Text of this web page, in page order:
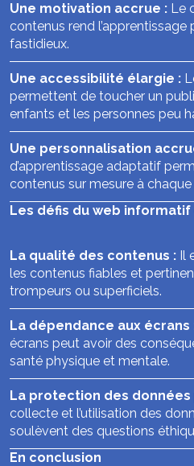
Une motivation accrue : Le
contenus rend
fastidieux.
Une accessibilité élargie :
permettent de toucher un
enfants et les personnes peu
Une personnalisation
d’apprentissage adaptatif
contenus sur mesure à chaque
Les défis du web
La qualité des contenus : Il
les contenus fiables et
trompeurs ou superficiels.
La dépendance aux écrans
écrans peut avoir des
santé physique et mentale.
La protection des
collecte et l’utilisation des
soulèvent des questions
En conclusion